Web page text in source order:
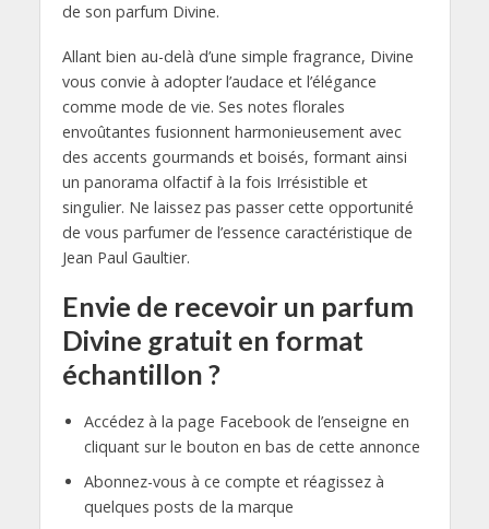
de son parfum Divine.
Allant bien au-delà d’une simple fragrance, Divine
vous convie à adopter l’audace et l’élégance
comme mode de vie. Ses notes florales
envoûtantes fusionnent harmonieusement avec
des accents gourmands et boisés, formant ainsi
un panorama olfactif à la fois Irrésistible et
singulier. Ne laissez pas passer cette opportunité
de vous parfumer de l’essence caractéristique de
Jean Paul Gaultier.
Envie de recevoir un parfum
Divine gratuit en format
échantillon ?
Accédez à la page Facebook de l’enseigne en
cliquant sur le bouton en bas de cette annonce
Abonnez-vous à ce compte et réagissez à
quelques posts de la marque